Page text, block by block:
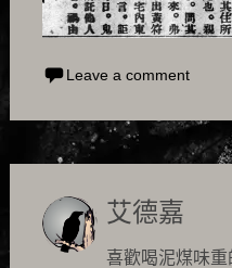
Leave a comment
艾德嘉
喜歡喝泥煤味